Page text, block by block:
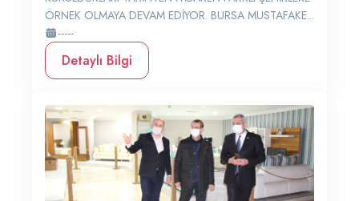
ÖRNEK OLMAYA DEVAM EDİYOR. BURSA MUSTAFAKE...
-----
Detaylı Bilgi